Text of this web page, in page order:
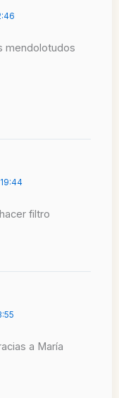
mendolotudos
filtro
a María